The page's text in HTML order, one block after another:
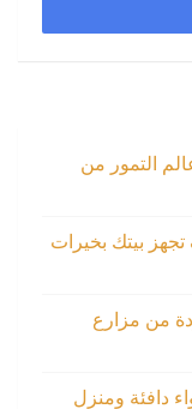
التمور من
بيتك بخيرات
من مزارع
دافئة ومنزل